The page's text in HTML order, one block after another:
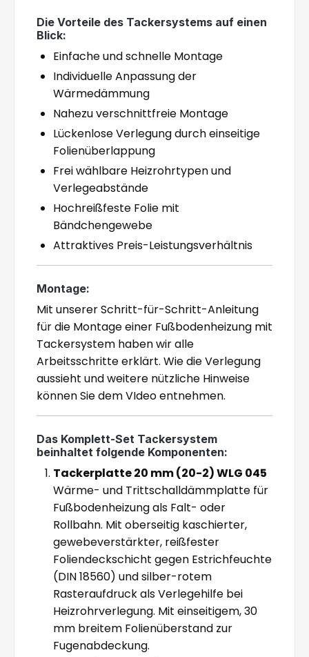
Die Vorteile des Tackersystems auf einen
Blick:
Einfache und schnelle Montage
Individuelle Anpassung der
Wärmedämmung
Nahezu verschnittfreie Montage
Lückenlose Verlegung durch einseitige
Folienüberlappung
Frei wählbare Heizrohrtypen und
Verlegeabstände
Hochreißfeste Folie mit
Bändchengewebe
Attraktives Preis-Leistungsverhältnis
Montage:
Mit unserer Schritt-für-Schritt-Anleitung
für die Montage einer Fußbodenheizung mit
Tackersystem haben wir alle
Arbeitsschritte erklärt. Wie die Verlegung
aussieht und weitere nützliche Hinweise
können Sie dem VIdeo entnehmen.
Das Komplett-Set Tackersystem
beinhaltet folgende Komponenten:
Tackerplatte 20 mm (20-2) WLG 045
Wärme- und Trittschalldämmplatte für
Fußbodenheizung als Falt- oder
Rollbahn. Mit oberseitig kaschierter,
gewebeverstärkter, reißfester
Foliendeckschicht gegen Estrichfeuchte
(DIN 18560) und silber-rotem
Rasteraufdruck als Verlegehilfe bei
Heizrohrverlegung. Mit einseitigem, 30
mm breitem Folienüberstand zur
Fugenabdeckung.